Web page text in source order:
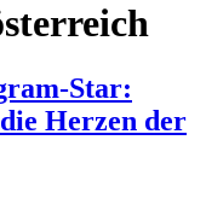
Star:
Herzen der